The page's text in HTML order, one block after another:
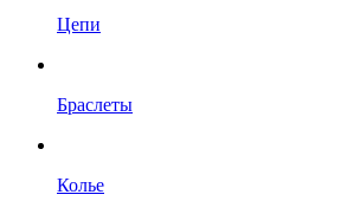
Цепи
Браслеты
Колье